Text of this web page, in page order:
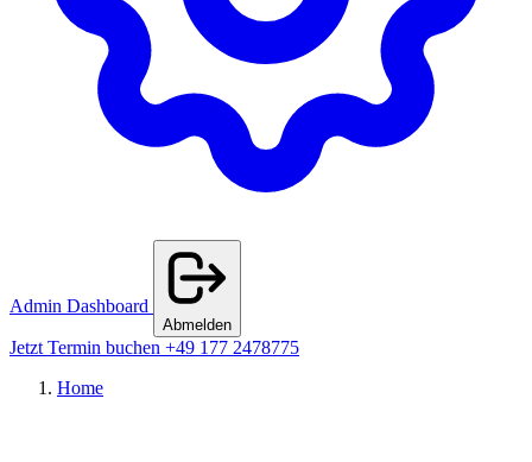
Admin Dashboard
Abmelden
Jetzt Termin buchen +49 177 2478775
Home